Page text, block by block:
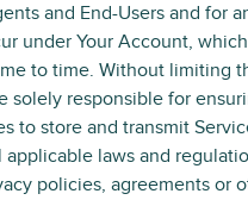
and End-Users and for
under Your Account,
to time. Without limiting
solely responsible for
to store and transmit
laws and
policies, agreements or